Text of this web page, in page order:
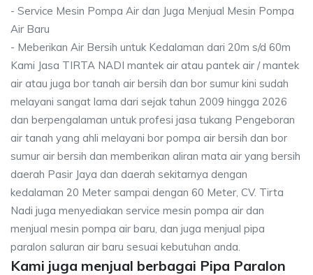
- Service Mesin Pompa Air dan Juga Menjual Mesin Pompa
Air Baru
- Meberikan Air Bersih untuk Kedalaman dari 20m s/d 60m
Kami Jasa TIRTA NADI mantek air atau pantek air / mantek
air atau juga bor tanah air bersih dan bor sumur kini sudah
melayani sangat lama dari sejak tahun 2009 hingga 2026
dan berpengalaman untuk profesi jasa tukang Pengeboran
air tanah yang ahli melayani bor pompa air bersih dan bor
sumur air bersih dan memberikan aliran mata air yang bersih
daerah Pasir Jaya dan daerah sekitarnya dengan
kedalaman 20 Meter sampai dengan 60 Meter, CV. Tirta
Nadi juga menyediakan service mesin pompa air dan
menjual mesin pompa air baru, dan juga menjual pipa
paralon saluran air baru sesuai kebutuhan anda.
Kami juga menjual berbagai Pipa Paralon